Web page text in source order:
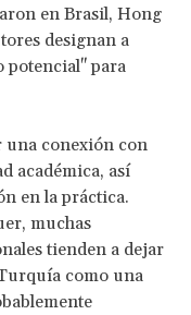
en Brasil, Hong
designan a
potencial" para
una conexión con
académica, así
en la práctica.
muchas
tienden a dejar
como una